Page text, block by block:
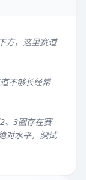
方，这里赛道
不够长经常
、3圈存在赛
对水平，测试